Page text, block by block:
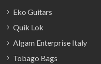
Eko Guitars
Quik Lok
Algam Enterprise Italy
Tobago Bags